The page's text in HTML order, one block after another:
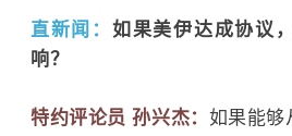
直新闻： 如果美伊达成协议
响？
特约评论员 孙兴杰： 如果能够